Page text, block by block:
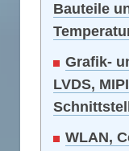
Bauteile
Grafik-
LVDS,
WLAN,